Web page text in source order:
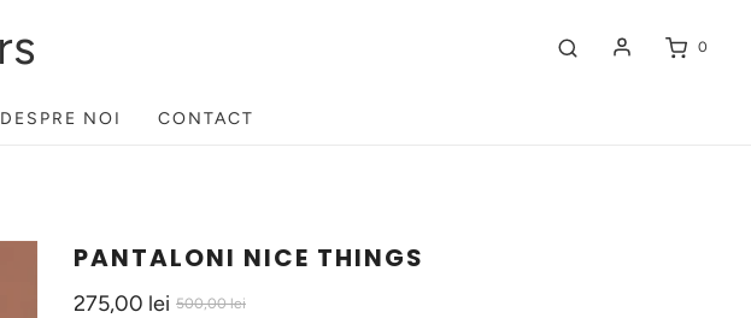
0
DESPRE NOI CONTACT
PANTALONI NICE THINGS
275,00 lei 500,00 lei